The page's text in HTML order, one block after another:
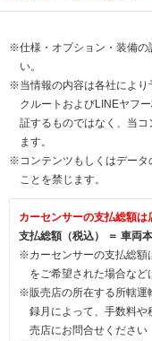
※仕様・オプション・装備の
い。
※当情報の内容は各社により
クルートおよびLINEヤフ
証するものではなく、当
ます。
※コンテンツもしくはデータ
ことを禁じます。
カーセンサーの支払総額
支払総額（税込） ＝ 車両
※カーセンサーの支払総額
をご希望された場合な
※販売店の所在する所轄運
録月によって、手数料や
売店にお問合せください